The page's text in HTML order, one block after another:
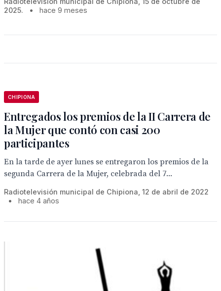
2025.
• hace 9 meses
CHIPIONA
Entregados los premios de la II Carrera de
la Mujer que contó con casi 200
participantes
En la tarde de ayer lunes se entregaron los premios de la
segunda Carrera de la Mujer, celebrada del 7...
Radiotelevisión municipal de Chipiona, 12 de abril de 2022
•
hace 4 años